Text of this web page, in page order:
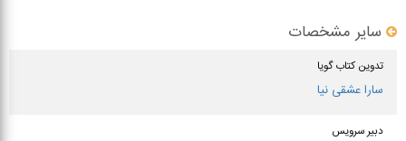
سایر مشخصات
تدوین کتاب گویا
سارا عشقی نیا
دبیر سرویس